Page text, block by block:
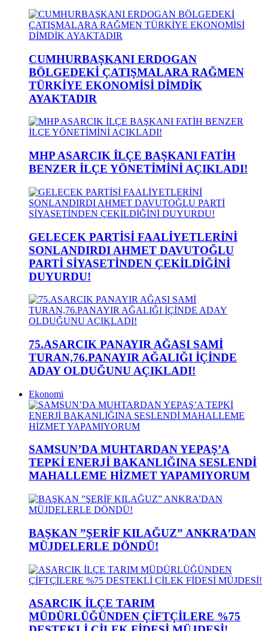
CUMHURBAŞKANI ERDOGAN
BÖLGEDEKİ ÇATIŞMALARA RAĞMEN
TÜRKİYE EKONOMİSİ DİMDİK
AYAKTADIR
MHP ASARCIK İLÇE BAŞKANI FATİH
BENZER İLÇE YÖNETİMİNİ AÇIKLADI!
GELECEK PARTİSİ FAALİYETLERİNİ
SONLANDIRDI AHMET DAVUTOĞLU
PARTİ SİYASETİNDEN ÇEKİLDİĞİNİ
DUYURDU!
75.ASARCIK PANAYIR AĞASI SAMİ
TURAN,76.PANAYIR AĞALIĞI İÇİNDE
ADAY OLDUĞUNU AÇIKLADI!
Ekonomi
SAMSUN’DA MUHTARDAN YEPAŞ’A
TEPKİ ENERJİ BAKANLIĞINA SESLENDİ
MAHALLEME HİZMET YAPAMIYORUM
BAŞKAN ”ŞERİF KILAĞUZ” ANKRA’DAN
MÜJDELERLE DÖNDÜ!
ASARCIK İLÇE TARIM
MÜDÜRLÜĞÜNDEN ÇİFTÇİLERE %75